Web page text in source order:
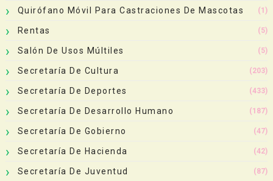
Quirófano Móvil Para Castraciones De Mascotas (1)
Rentas (5)
Salón De Usos Múltiles (5)
Secretaría De Cultura (203)
Secretaría De Deportes (433)
Secretaría De Desarrollo Humano (187)
Secretaría De Gobierno (47)
Secretaría De Hacienda (42)
Secretaría De Juventud (87)